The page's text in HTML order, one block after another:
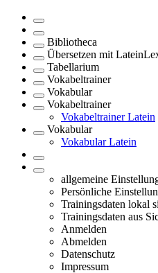
Bibliotheca
Übersetzen mit
Tabellarium
Vokabeltrainer
Vokabular
Vokabeltrainer
Vokabeltrainer Latein
Vokabular
Vokabular Latein
allgemeine
Persönliche
Trainingsdaten lokal
Trainingsdaten aus
Anmelden
Abmelden
Datenschutz
Impressum